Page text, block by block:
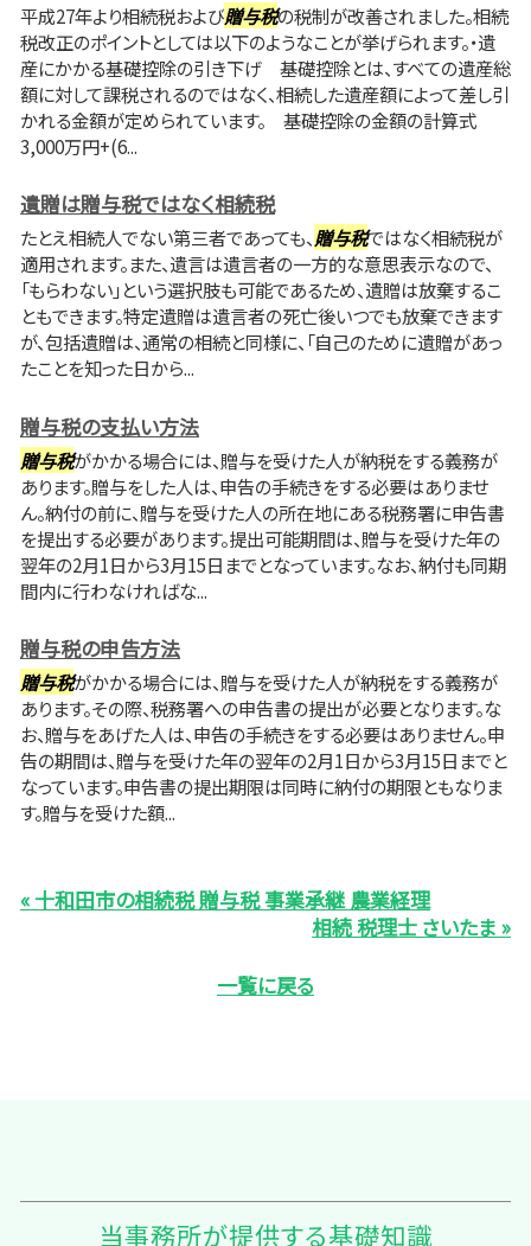
平成27年より相続税および贈与税の税制が改善されました。相続
税改正のポイントとしては以下のようなことが挙げられます。・遺
産にかかる基礎控除の引き下げ 基礎控除とは、すべての遺産総
額に対して課税されるのではなく、相続した遺産額によって差し引
かれる金額が定められています。 基礎控除の金額の計算式
3,000万円+(6...
遺贈は贈与税ではなく相続税
たとえ相続人でない第三者であっても、贈与税ではなく相続税が
適用されます。また、遺言は遺言者の一方的な意思表示なので、
「もらわない」という選択肢も可能であるため、遺贈は放棄するこ
ともできます。特定遺贈は遺言者の死亡後いつでも放棄できます
が、包括遺贈は、通常の相続と同様に、「自己のために遺贈があっ
たことを知った日から...
贈与税の支払い方法
贈与税がかかる場合には、贈与を受けた人が納税をする義務が
あります。贈与をした人は、申告の手続きをする必要はありませ
ん。納付の前に、贈与を受けた人の所在地にある税務署に申告書
を提出する必要があります。提出可能期間は、贈与を受けた年の
翌年の2月1日から3月15日までとなっています。なお、納付も同期
間内に行わなければな...
贈与税の申告方法
贈与税がかかる場合には、贈与を受けた人が納税をする義務が
あります。その際、税務署への申告書の提出が必要となります。な
お、贈与をあげた人は、申告の手続きをする必要はありません。申
告の期間は、贈与を受けた年の翌年の2月1日から3月15日までと
なっています。申告書の提出期限は同時に納付の期限ともなりま
す。贈与を受けた額...
« 十和田市の相続税 贈与税 事業承継 農業経理
相続 税理士 さいたま »
一覧に戻る
当事務所が提供する基礎知識